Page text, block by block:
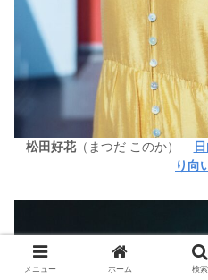
松田好花（まつだ このか） –
り向
メニュー ホーム 検索